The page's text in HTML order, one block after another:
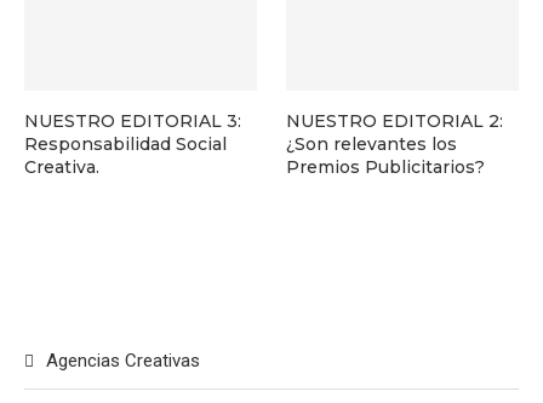
NUESTRO EDITORIAL 3:
Responsabilidad Social
Creativa.
NUESTRO EDITORIAL 2:
¿Son relevantes los
Premios Publicitarios?
Agencias Creativas